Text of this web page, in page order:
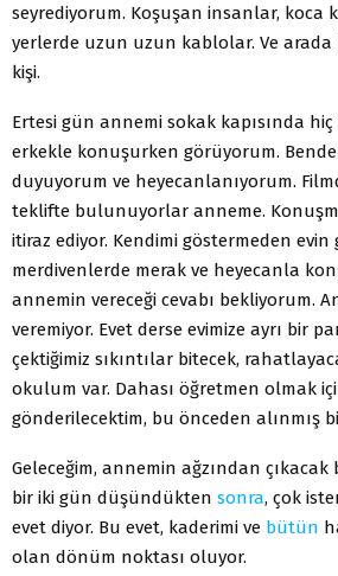
seyrediyorum. Koşuşan insanlar, koca
yerlerde uzun uzun kablolar. Ve
kişi.
Ertesi gün annemi sokak kapısında hiç
erkekle konuşurken görüyorum.
duyuyorum ve heyecanlanıyorum.
teklifte bulunuyorlar anneme.
itiraz ediyor. Kendimi göstermeden evin
merdivenlerde merak ve heyecanla
annemin vereceği cevabı bekliyorum.
veremiyor. Evet derse evimize ayrı bir
çektiğimiz sıkıntılar bitecek,
okulum var. Dahası öğretmen olmak
gönderilecektim, bu önceden alınmış
Geleceğim, annemin ağzından
bir iki gün düşündükten sonra, çok
evet diyor. Bu evet, kaderimi ve bütün
olan dönüm noktası oluyor.